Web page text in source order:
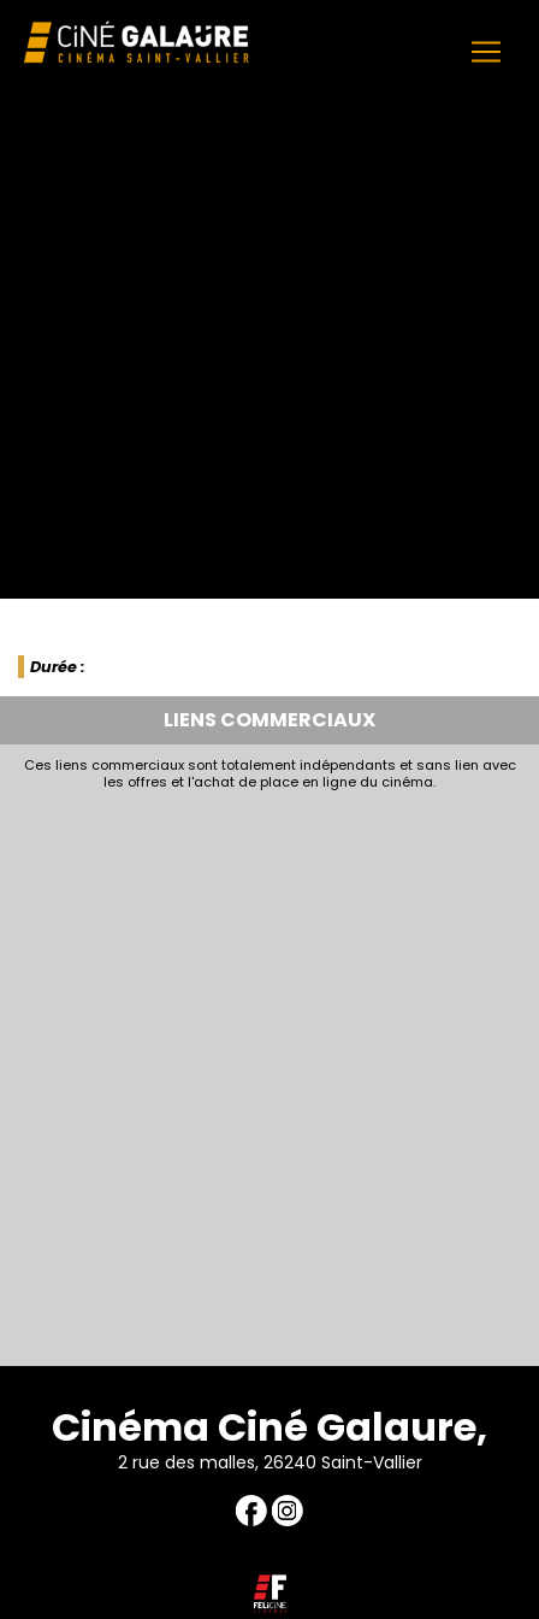
Durée :
LIENS COMMERCIAUX
Ces liens commerciaux sont totalement indépendants et sans lien avec
les offres et l'achat de place en ligne du cinéma.
Cinéma Ciné Galaure,
2 rue des malles, 26240 Saint-Vallier